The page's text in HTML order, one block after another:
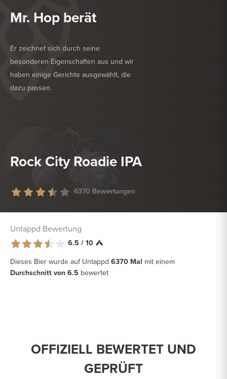
Mr. Hop berät
Er zeichnet sich durch seine
besonderen Eigenschaften aus und wir
haben einige Gerichte ausgewählt, die
dazu passen.
KÖSTLICH ZU
Rock City Roadie IPA
6370 Bewertungen
Untappd Bewertung
6.5 / 10
Dieses Bier wurde auf Untappd 6370 Mal mit einem
Durchschnitt von 6.5 bewertet
OFFIZIELL BEWERTET UND
GEPRÜFT